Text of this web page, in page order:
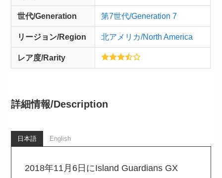
世代/Generation 第7世代/Generation 7
リージョン/Region 北アメリカ/North America
レア度/Rarity
詳細情報/Description
日本語 English
2018年11月6日にIsland Guardians GX